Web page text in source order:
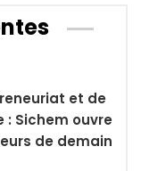
et de
: Sichem ouvre
de demain